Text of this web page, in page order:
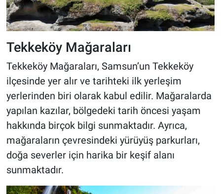
Tekkeköy Mağaraları
Tekkeköy Mağaraları, Samsun’un Tekkeköy
ilçesinde yer alır ve tarihteki ilk yerleşim
yerlerinden biri olarak kabul edilir. Mağaralarda
yapılan kazılar, bölgedeki tarih öncesi yaşam
hakkında birçok bilgi sunmaktadır. Ayrıca,
mağaraların çevresindeki yürüyüş parkurları,
doğa severler için harika bir keşif alanı
sunmaktadır.